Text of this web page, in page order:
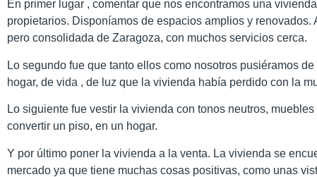
En primer lugar , comentar que nos encontramos una
propietarios. Disponíamos de espacios amplios y
pero consolidada de Zaragoza, con muchos servicios cerca.
Lo segundo fue que tanto ellos como nosotros pusiéramos
hogar, de vida , de luz que la vivienda había perdido con la
Lo siguiente fue vestir la vivienda con tonos neutros,
convertir un piso, en un hogar.
Y por último poner la vivienda a la venta. La vivienda se
mercado ya que tiene muchas cosas positivas, como unas